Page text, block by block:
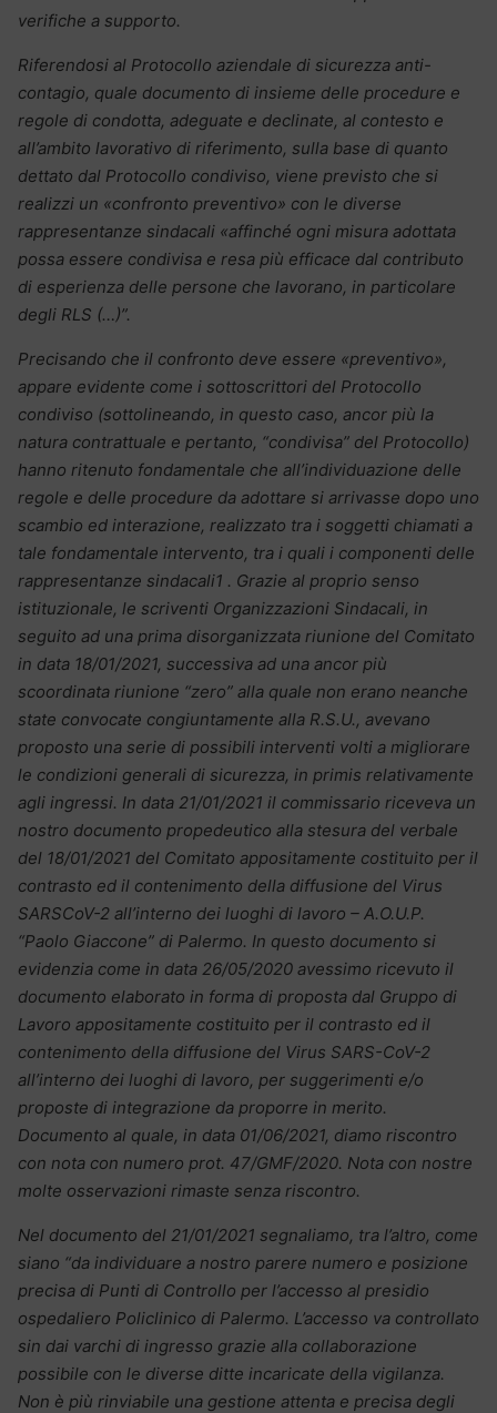
verifiche a supporto.
Riferendosi al Protocollo aziendale di sicurezza anti-
contagio, quale documento di insieme delle procedure e
regole di condotta, adeguate e declinate, al contesto e
all’ambito lavorativo di riferimento, sulla base di quanto
dettato dal Protocollo condiviso, viene previsto che si
realizzi un «confronto preventivo» con le diverse
rappresentanze sindacali «affinché ogni misura adottata
possa essere condivisa e resa più efficace dal contributo
di esperienza delle persone che lavorano, in particolare
degli RLS (…)”.
Precisando che il confronto deve essere «preventivo»,
appare evidente come i sottoscrittori del Protocollo
condiviso (sottolineando, in questo caso, ancor più la
natura contrattuale e pertanto, “condivisa” del Protocollo)
hanno ritenuto fondamentale che all’individuazione delle
regole e delle procedure da adottare si arrivasse dopo uno
scambio ed interazione, realizzato tra i soggetti chiamati a
tale fondamentale intervento, tra i quali i componenti delle
rappresentanze sindacali1 . Grazie al proprio senso
istituzionale, le scriventi Organizzazioni Sindacali, in
seguito ad una prima disorganizzata riunione del Comitato
in data 18/01/2021, successiva ad una ancor più
scoordinata riunione “zero” alla quale non erano neanche
state convocate congiuntamente alla R.S.U., avevano
proposto una serie di possibili interventi volti a migliorare
le condizioni generali di sicurezza, in primis relativamente
agli ingressi. In data 21/01/2021 il commissario riceveva un
nostro documento propedeutico alla stesura del verbale
del 18/01/2021 del Comitato appositamente costituito per il
contrasto ed il contenimento della diffusione del Virus
SARSCoV-2 all’interno dei luoghi di lavoro – A.O.U.P.
“Paolo Giaccone” di Palermo. In questo documento si
evidenzia come in data 26/05/2020 avessimo ricevuto il
documento elaborato in forma di proposta dal Gruppo di
Lavoro appositamente costituito per il contrasto ed il
contenimento della diffusione del Virus SARS-CoV-2
all’interno dei luoghi di lavoro, per suggerimenti e/o
proposte di integrazione da proporre in merito.
Documento al quale, in data 01/06/2021, diamo riscontro
con nota con numero prot. 47/GMF/2020. Nota con nostre
molte osservazioni rimaste senza riscontro.
Nel documento del 21/01/2021 segnaliamo, tra l’altro, come
siano “da individuare a nostro parere numero e posizione
precisa di Punti di Controllo per l’accesso al presidio
ospedaliero Policlinico di Palermo. L’accesso va controllato
sin dai varchi di ingresso grazie alla collaborazione
possibile con le diverse ditte incaricate della vigilanza.
Non è più rinviabile una gestione attenta e precisa degli